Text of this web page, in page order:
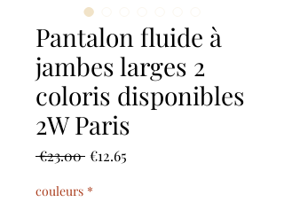
Pantalon fluide à
jambes larges 2
coloris disponibles
2W Paris
€23.00 Regular
€12.65
couleurs *